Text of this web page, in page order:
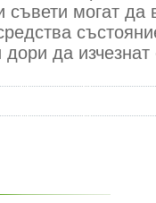
съвети могат
да